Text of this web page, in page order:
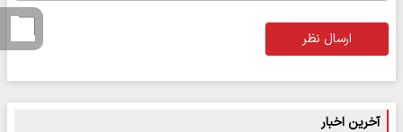
ارسال نظر
آخرین اخبار